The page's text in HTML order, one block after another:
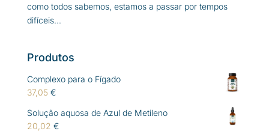
como todos sabemos, estamos a passar por tempos
difíceis...
Produtos
Complexo para o Fígado
37,05 €
Solução aquosa de Azul de Metileno
20,02 €